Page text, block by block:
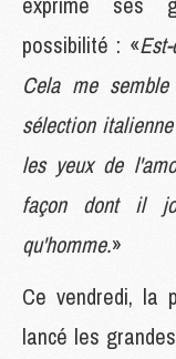
possibilité : «
Cela me
sélection
les yeux de
façon dont il
qu'homme.»
Ce vendredi, la
lancé les